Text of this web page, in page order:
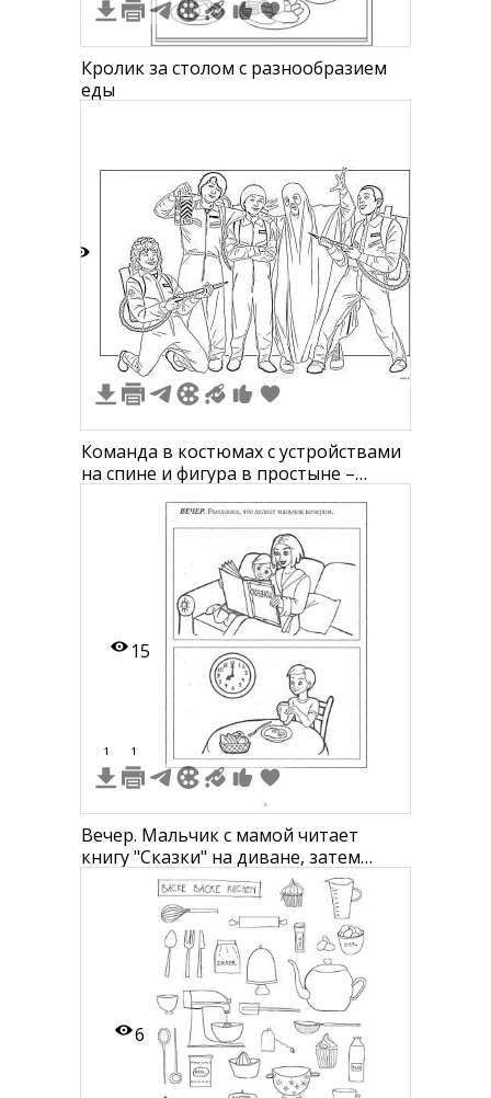
Кролик за столом с разнообразием
еды
Команда в костюмах с устройствами
на спине и фигура в простыне –
15
1 1
Вечер. Мальчик с мамой читает
книгу "Сказки" на диване, затем
ужинает за столом в 18:00
6